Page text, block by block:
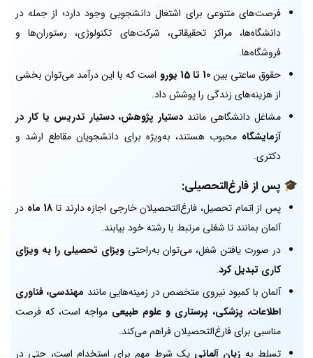
فرصت‌های متنوعی برای اشتغال دانشجویی وجود دارد؛ از جمله در
دانشگاه‌ها، مراکز تحقیقاتی، شرکت‌های تکنولوژی، رستوران‌ها و
فروشگاه‌ها.
حقوق ساعتی بین10 تا 15 یورو
است که با این درآمد می‌توان بخشی
از هزینه‌های زندگی را پوشش داد.
مشاغل دانشگاهی مانند دستیار پژوهش، دستیار تدریس یا کار در
آزمایشگاه محبوب هستند، به‌ویژه برای دانشجویان مقاطع ارشد و
دکتری.
🎓 پس از فارغ‌التحصیلی:
پس از اتمام تحصیل، فارغ‌التحصیلان خارجی اجازه دارند تا 18 ماه
در
آلمان بمانند تا شغلی مرتبط با رشته خود بیابند.
در صورت یافتن شغل، می‌توان به‌راحتیویزای تحصیلی را به ویزای
کاری تبدیل کرد.
آلمان با کمبود نیروی متخصص در زمینه‌هایی مانند مهندسی، فناوری
اطلاعات، پزشکی، پرستاری و علوم طبیعی مواجه است، که فرصت
مناسبی برای فارغ‌التحصیلان فراهم می‌کند.
تسلط به زبان آلمانی یک شرط مهم برای استخدام است، حتی در